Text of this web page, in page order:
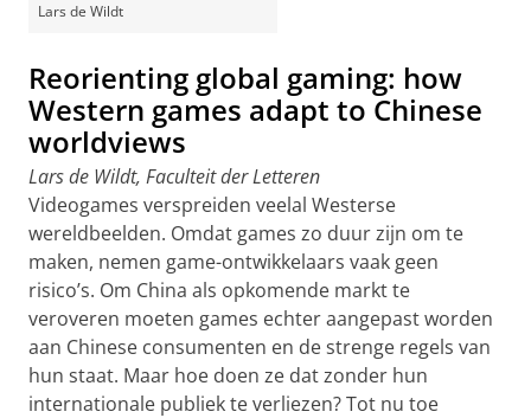
Lars de Wildt
Reorienting global gaming: how
Western games adapt to Chinese
worldviews
Lars de Wildt, Faculteit der Letteren
Videogames verspreiden veelal Westerse
wereldbeelden. Omdat games zo duur zijn om te
maken, nemen game-ontwikkelaars vaak geen
risico’s. Om China als opkomende markt te
veroveren moeten games echter aangepast worden
aan Chinese consumenten en de strenge regels van
hun staat. Maar hoe doen ze dat zonder hun
internationale publiek te verliezen? Tot nu toe